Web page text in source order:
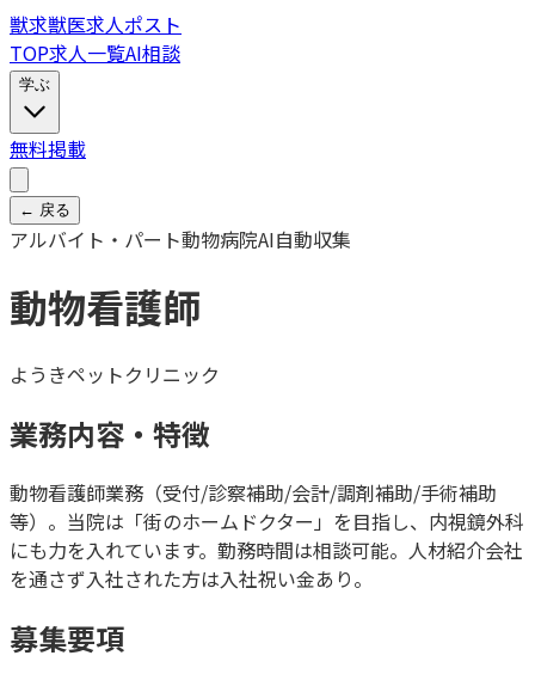
獣求獣医求人ポスト
TOP求人一覧AI相談
学ぶ
無料掲載
← 戻る
アルバイト・パート動物病院AI自動収集
動物看護師
ようきペットクリニック
業務内容・特徴
動物看護師業務（受付/診察補助/会計/調剤補助/手術補助
等）。当院は「街のホームドクター」を目指し、内視鏡外科
にも力を入れています。勤務時間は相談可能。人材紹介会社
を通さず入社された方は入社祝い金あり。
募集要項